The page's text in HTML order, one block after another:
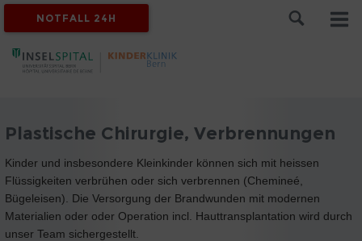
NOTFALL 24H
Plastische Chirurgie, Verbrennungen
Kinder und insbesondere Kleinkinder können sich mit heissen
Flüssigkeiten verbrühen oder sich verbrennen (Chemineé,
Bügeleisen). Die Versorgung der Brandwunden mit modernen
Materialien oder oder Operation incl. Hauttransplantation wird durch
unser Team sichergestellt.